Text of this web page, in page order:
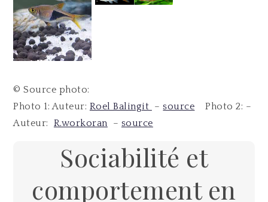
© Source photo:
Photo 1: Auteur: Roel Balingit –source Photo 2: –
Auteur: R.workoran – source
Sociabilité et
comportement en